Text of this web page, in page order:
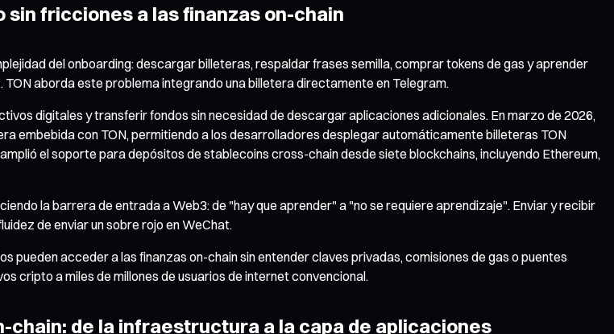
fricciones a las finanzas on-chain
del onboarding: descargar billeteras, respaldar frases semilla, comprar tokens de gas y aprender
aborda este problema integrando una billetera directamente en Telegram.
digitales y transferir fondos sin necesidad de descargar aplicaciones adicionales. En marzo de 2026,
embebida con TON, permitiendo a los desarrolladores desplegar automáticamente billeteras TON
el soporte para depósitos de stablecoins cross-chain desde siete blockchains, incluyendo Ethereum,
la barrera de entrada a Web3: de "hay que aprender" a "no se requiere aprendizaje". Enviar y recibir
de enviar un sobre rojo en WeChat.
pueden acceder a las finanzas on-chain sin entender claves privadas, comisiones de gas o puentes
cripto a miles de millones de usuarios de internet convencional.
de la infraestructura a la capa de aplicaciones